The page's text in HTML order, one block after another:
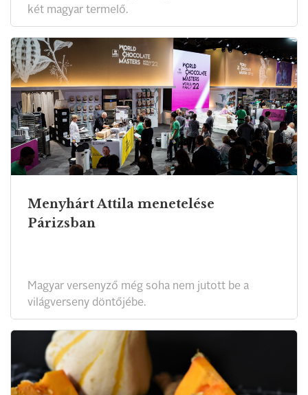
két magyar termelő.
Menyhárt Attila menetelése
Párizsban
Magyar versenyző még soha nem jutott be a
világverseny döntőjébe.